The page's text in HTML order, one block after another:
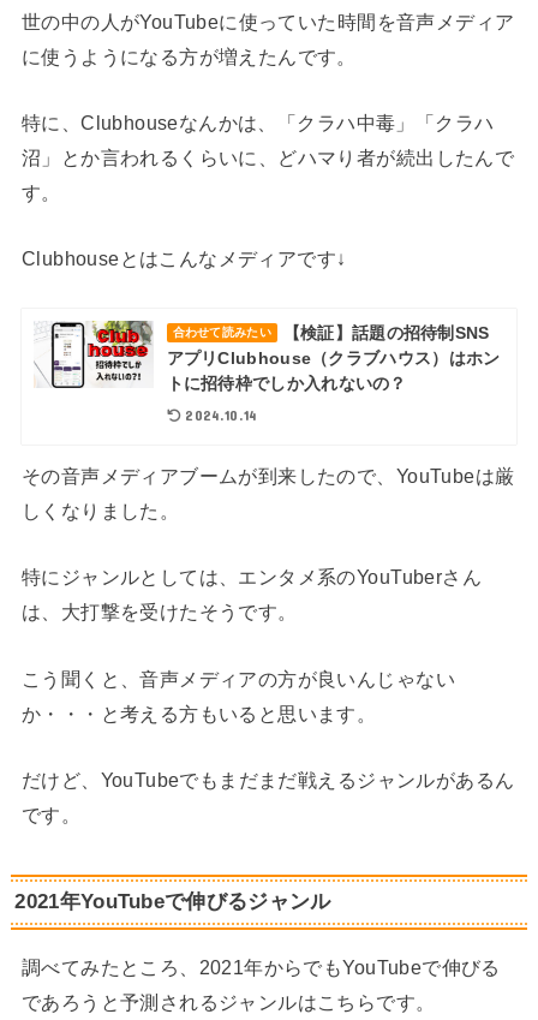
世の中の人がYouTubeに使っていた時間を音声メディア
に使うようになる方が増えたんです。
特に、Clubhouseなんかは、「クラハ中毒」「クラハ
沼」とか言われるくらいに、どハマり者が続出したんで
す。
Clubhouseとはこんなメディアです↓
合わせて読みたい
【検証】話題の招待制SNS
アプリClubhouse（クラブハウス）はホン
トに招待枠でしか入れないの？
2024.10.14
その音声メディアブームが到来したので、YouTubeは厳
しくなりました。
特にジャンルとしては、エンタメ系のYouTuberさん
は、大打撃を受けたそうです。
こう聞くと、音声メディアの方が良いんじゃない
か・・・と考える方もいると思います。
だけど、YouTubeでもまだまだ戦えるジャンルがあるん
です。
2021年YouTubeで伸びるジャンル
調べてみたところ、2021年からでもYouTubeで伸びる
であろうと予測されるジャンルはこちらです。